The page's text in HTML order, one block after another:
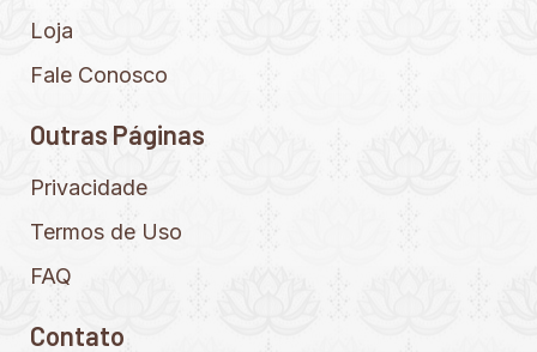
Loja
Fale Conosco
Outras Páginas
Privacidade
Termos de Uso
FAQ
Contato